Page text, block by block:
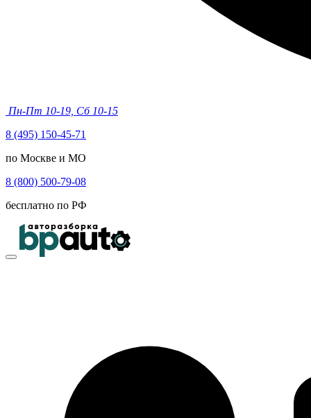
Пн-Пт 10-19, Сб 10-15
8 (495) 150-45-71
по Москве и МО
8 (800) 500-79-08
бесплатно по РФ